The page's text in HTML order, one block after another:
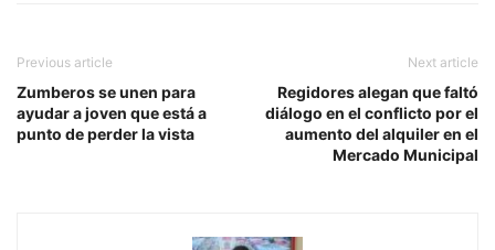
Previous article
Zumberos se unen para
ayudar a joven que está a
punto de perder la vista
Next article
Regidores alegan que faltó
diálogo en el conflicto por el
aumento del alquiler en el
Mercado Municipal